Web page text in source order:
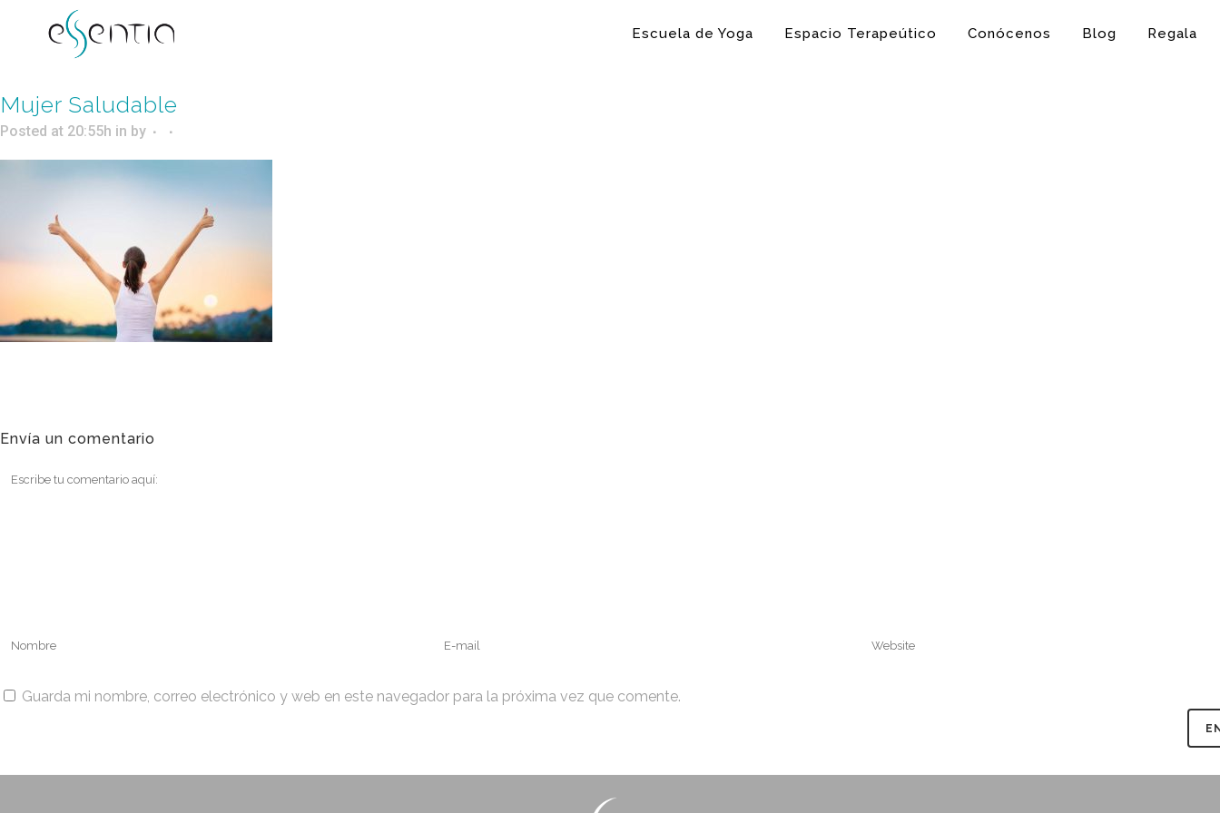
Escuela de Yoga Espacio Terapeútico Conócenos Blog Regala
Mujer Saludable
Posted at 20:55h in by
Envía un comentario
Guarda mi nombre, correo electrónico y web en este navegador para la próxima vez que comente.